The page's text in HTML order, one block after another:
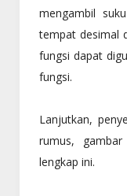
mengambil
tempat desimal
fungsi dapat
fungsi.
Lanjutkan,
rumus,
lengkap ini.